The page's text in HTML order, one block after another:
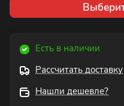
Есть в наличии
Рассчитать доставку
Нашли дешевле?